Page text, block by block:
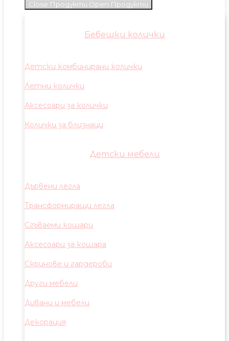
Close Продукти Open Продукти
Бебешки колички
Детски комбинирани колички
Летни колички
Аксесоари за колички
Колички за близнаци
Детски мебели
Дървени легла
Трансформиращи легла
Сгъваеми кошари
Аксесоари за кошара
Скринове и гардероби
Други мебели
Дивани и мебели
Декорация